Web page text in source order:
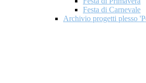
Festa di Carnevale
Archivio progetti plesso